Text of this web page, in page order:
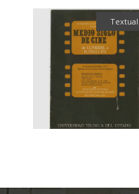
Textual